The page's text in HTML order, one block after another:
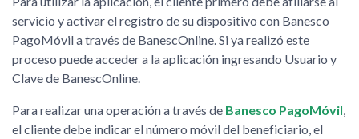
servicio y activar el registro de su dispositivo con Banesco
PagoMóvil a través de BanescOnline. Si ya realizó este
proceso puede acceder a la aplicación ingresando Usuario y
Clave de BanescOnline.
Para realizar una operación a través de Banesco PagoMóvil
el cliente debe indicar el número móvil del beneficiario, el